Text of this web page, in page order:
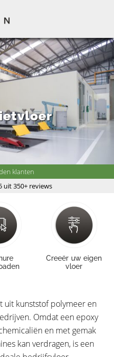
Creeër uw eigen
vloer
klanten
uit 350+ reviews
uit kunststof polymeer en
Omdat een epoxy
en met gemak
kan verdragen, is een